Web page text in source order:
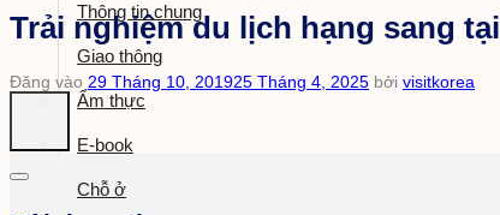
Thông tin chung
Giao thông
Ẩm thực
E-book
Chỗ ở
Trải nghiệm du lịch hạng sang
Đăng vào 29 Tháng 10, 201925 Tháng 4, 2025 bởi visitkorea